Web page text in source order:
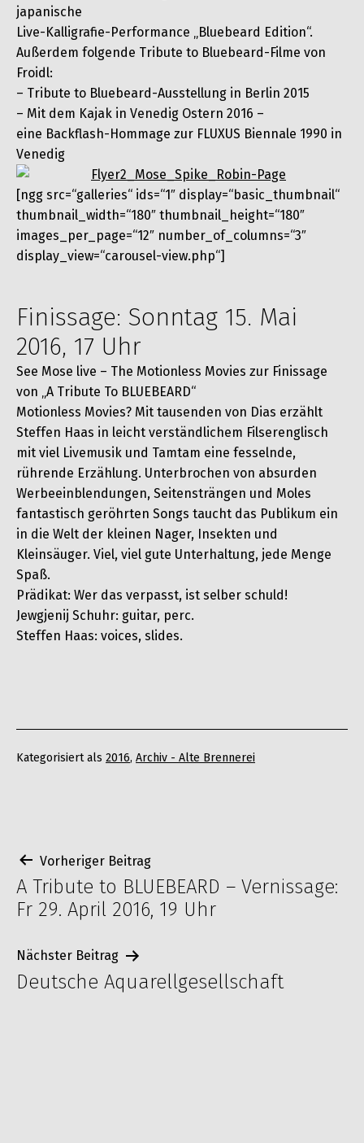
japanische
Live-Kalligrafie-Performance „Bluebeard Edition“.
Außerdem folgende Tribute to Bluebeard-Filme von
Froidl:
– Tribute to Bluebeard-Ausstellung in Berlin 2015
– Mit dem Kajak in Venedig Ostern 2016 –
eine Backflash-Hommage zur FLUXUS Biennale 1990 in
Venedig
[ngg src=“galleries“ ids=“1″ display=“basic_thumbnail“
thumbnail_width=“180″ thumbnail_height=“180″
images_per_page=“12″ number_of_columns=“3″
display_view=“carousel-view.php“]
Finissage: Sonntag 15. Mai
2016, 17 Uhr
See Mose live – The Motionless Movies zur Finissage
von „A Tribute To BLUEBEARD“
Motionless Movies? Mit tausenden von Dias erzählt
Steffen Haas in leicht verständlichem Filser­englisch
mit viel Livemusik und Tamtam eine fesselnde,
rührende Erzählung. Unterbrochen von absurden
Werbeeinblendungen, Seitensträngen und Moles
fantastisch geröhrten Songs taucht das Publikum ein
in die Welt der kleinen Nager, Insekten und
Kleinsäuger. Viel, viel gute Unterhaltung, jede Menge
Spaß.
Prädikat: Wer das verpasst, ist selber schuld!
Jewgjenij Schuhr: guitar, perc.
Steffen Haas: voices, slides.
Kategorisiert als 2016, Archiv - Alte Brennerei
Beitragsnavigation
Vorheriger Beitrag
A Tribute to BLUEBEARD – Vernissage:
Fr 29. April 2016, 19 Uhr
Nächster Beitrag
Deutsche Aquarellgesellschaft